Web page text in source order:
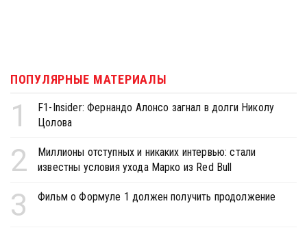
ПОПУЛЯРНЫЕ МАТЕРИАЛЫ
1
F1-Insider: Фернандо Алонсо загнал в долги Николу
Цолова
2
Миллионы отступных и никаких интервью: стали
известны условия ухода Марко из Red Bull
3 Фильм о Формуле 1 должен получить продолжение